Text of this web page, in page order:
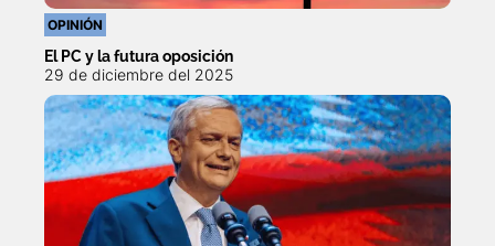
OPINIÓN
El PC y la futura oposición
29 de diciembre del 2025